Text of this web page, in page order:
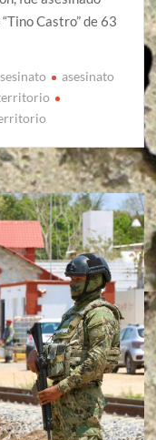
Castro” de 63
asesinato